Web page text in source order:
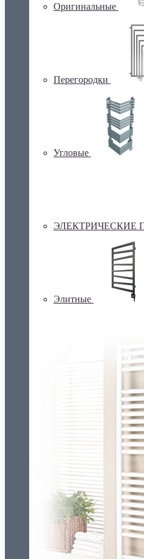
Оригинальные
Перегородки
Угловые
ЭЛЕКТРИЧЕСКИЕ
Элитные